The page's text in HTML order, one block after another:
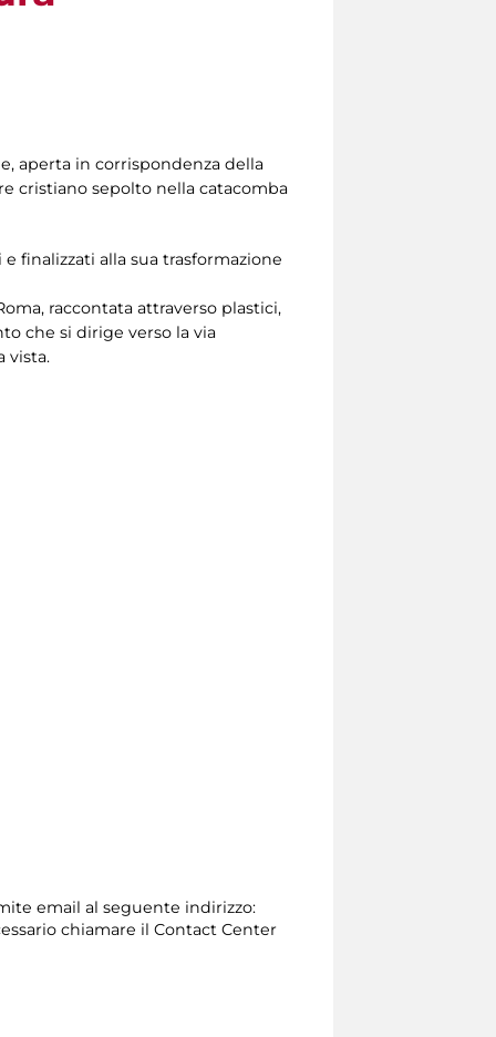
aperta in corrispondenza della
cristiano sepolto nella catacomba
finalizzati alla sua trasformazione
raccontata attraverso plastici,
che si dirige verso la via
vista.
email al seguente indirizzo:
chiamare il Contact Center